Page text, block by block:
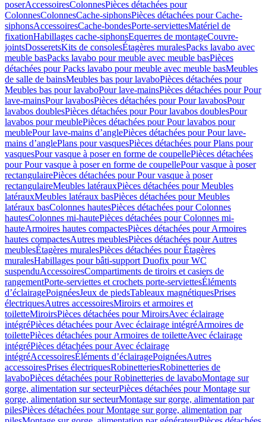
poserAccessoiresColonnesPièces détachées pour
ColonnesColonnesCache-siphonsPièces détachées pour Cache-
siphonsAccessoiresCache-bondesPorte-serviettesMatériel de
fixationHabillages cache-siphonsEquerres de montageCouvre-
jointsDosseretsKits de consolesÉtagères muralesPacks lavabo avec
meuble basPacks lavabo pour meuble avec meuble basPièces
détachées pour Packs lavabo pour meuble avec meuble basMeubles
de salle de bainsMeubles bas pour lavaboPièces détachées pour
Meubles bas pour lavaboPour lave-mainsPièces détachées pour Pour
lave-mainsPour lavabosPièces détachées pour Pour lavabosPour
lavabos doublesPièces détachées pour Pour lavabos doublesPour
lavabos pour meublePièces détachées pour Pour lavabos pour
meublePour lave-mains d’anglePièces détachées pour Pour lave-
mains d’anglePlans pour vasquesPièces détachées pour Plans pour
vasquesPour vasque à poser en forme de coupellePièces détachées
pour Pour vasque à poser en forme de coupellePour vasque à poser
rectangulairePièces détachées pour Pour vasque à poser
rectangulaireMeubles latérauxPièces détachées pour Meubles
latérauxMeubles latéraux basPièces détachées pour Meubles
latéraux basColonnes hautesPièces détachées pour Colonnes
hautesColonnes mi-hautePièces détachées pour Colonnes mi-
hauteArmoires hautes compactesPièces détachées pour Armoires
hautes compactesAutres meublesPièces détachées pour Autres
meublesÉtagères muralesPièces détachées pour Étagères
muralesHabillages pour bâti-support Duofix pour WC
suspenduAccessoiresCompartiments de tiroirs et casiers de
rangementPorte-serviettes et crochets porte-serviettesÉléments
d’éclairagePoignéesJeux de piedsTableaux magnétiquesPrises
électriquesAutres accessoiresMiroirs et armoires et
toiletteMiroirsPièces détachées pour MiroirsAvec éclairage
intégréPièces détachées pour Avec éclairage intégréArmoires de
toilettePièces détachées pour Armoires de toiletteAvec éclairage
intégréPièces détachées pour Avec éclairage
intégréAccessoiresÉléments d’éclairagePoignéesAutres
accessoiresPrises électriquesRobinetteriesRobinetteries de
lavaboPièces détachées pour Robinetteries de lavaboMontage sur
gorge, alimentation sur secteurPièces détachées pour Montage sur
gorge, alimentation sur secteurMontage sur gorge, alimentation par
pilesPièces détachées pour Montage sur gorge, alimentation par